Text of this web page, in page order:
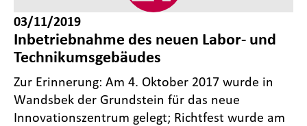
03/11/2019
Inbetriebnahme des neuen Labor- und
Technikumsgebäudes
Zur Erinnerung: Am 4. Oktober 2017 wurde in
Wandsbek der Grundstein für das neue
Innovationszentrum gelegt; Richtfest wurde am